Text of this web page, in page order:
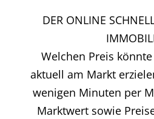
DER ONLINE
Welchen Preis
aktuell am Markt
wenigen Minuten per
Marktwert sowie